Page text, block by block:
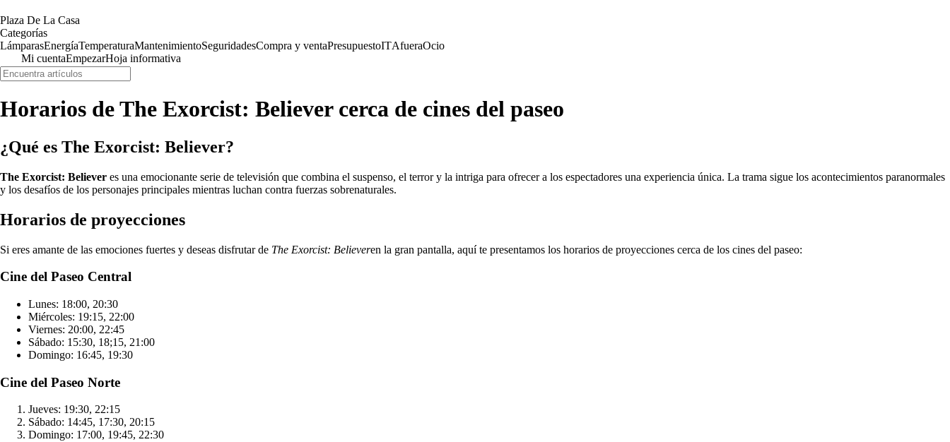
Plaza De La Casa
Categorías
LámparasEnergíaTemperaturaMantenimientoSeguridadesCompra y ventaPresupuestoITAfueraOcio
Mi cuentaEmpezarHoja informativa
Horarios de The Exorcist: Believer cerca de cines del paseo
¿Qué es The Exorcist: Believer?
The Exorcist: Believer es una emocionante serie de televisión que combina el suspenso, el terror y la intriga para ofrecer a los espectadores una experiencia única. La trama sigue los acontecimientos paranormales
y los desafíos de los personajes principales mientras luchan contra fuerzas sobrenaturales.
Horarios de proyecciones
Si eres amante de las emociones fuertes y deseas disfrutar de The Exorcist: Believeren la gran pantalla, aquí te presentamos los horarios de proyecciones cerca de los cines del paseo:
Cine del Paseo Central
Lunes: 18:00, 20:30
Miércoles: 19:15, 22:00
Viernes: 20:00, 22:45
Sábado: 15:30, 18;15, 21:00
Domingo: 16:45, 19:30
Cine del Paseo Norte
Jueves: 19:30, 22:15
Sábado: 14:45, 17:30, 20:15
Domingo: 17:00, 19:45, 22:30